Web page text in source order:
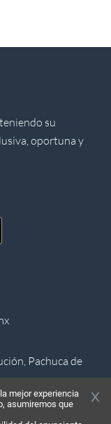
su
oportuna y
Pachuca de
mejor experiencia
asumiremos que